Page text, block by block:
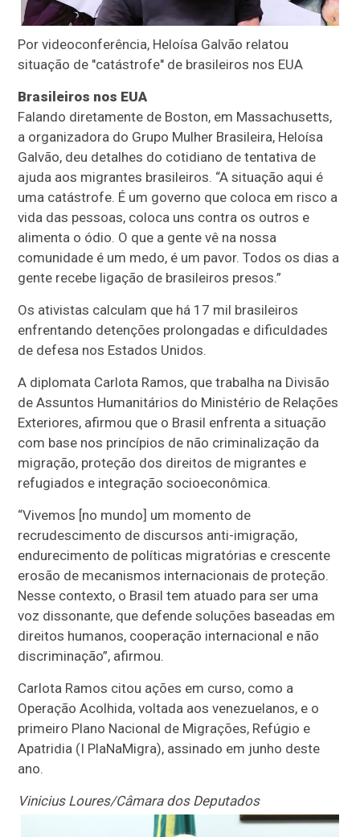
Por videoconferência, Heloísa Galvão relatou
situação de "catástrofe" de brasileiros nos EUA
Brasileiros nos EUA
Falando diretamente de Boston, em Massachusetts,
a organizadora do Grupo Mulher Brasileira, Heloísa
Galvão, deu detalhes do cotidiano de tentativa de
ajuda aos migrantes brasileiros. “A situação aqui é
uma catástrofe. É um governo que coloca em risco a
vida das pessoas, coloca uns contra os outros e
alimenta o ódio. O que a gente vê na nossa
comunidade é um medo, é um pavor. Todos os dias a
gente recebe ligação de brasileiros presos.”
Os ativistas calculam que há 17 mil brasileiros
enfrentando detenções prolongadas e dificuldades
de defesa nos Estados Unidos.
A diplomata Carlota Ramos, que trabalha na Divisão
de Assuntos Humanitários do Ministério de Relações
Exteriores, afirmou que o Brasil enfrenta a situação
com base nos princípios de não criminalização da
migração, proteção dos direitos de migrantes e
refugiados e integração socioeconômica.
“Vivemos [no mundo] um momento de
recrudescimento de discursos anti-imigração,
endurecimento de políticas migratórias e crescente
erosão de mecanismos internacionais de proteção.
Nesse contexto, o Brasil tem atuado para ser uma
voz dissonante, que defende soluções baseadas em
direitos humanos, cooperação internacional e não
discriminação”, afirmou.
Carlota Ramos citou ações em curso, como a
Operação Acolhida, voltada aos venezuelanos, e o
primeiro Plano Nacional de Migrações, Refúgio e
Apatridia (I PlaNaMigra), assinado em junho deste
ano.
Vinicius Loures/Câmara dos Deputados